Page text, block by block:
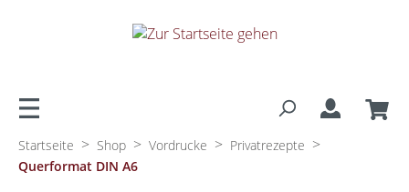
Startseite > Shop > Vordrucke > Privatrezepte >
Querformat DIN A6